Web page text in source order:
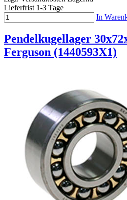
Lieferfrist 1-3 Tage
In
Pendelkugellager
Ferguson (1440593X1)